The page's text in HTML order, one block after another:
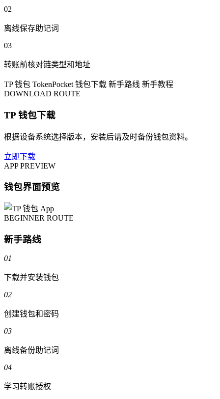
02
离线保存助记词
03
转账前核对链类型和地址
TP 钱包 TokenPocket 钱包下载 新手路线 新手教程
DOWNLOAD ROUTE
TP 钱包下载
根据设备系统选择版本，安装后请及时备份钱包资料。
立即下载
APP PREVIEW
钱包界面预览
BEGINNER ROUTE
新手路线
01
下载并安装钱包
02
创建钱包和密码
03
离线备份助记词
04
学习转账授权